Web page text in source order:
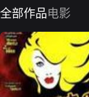
全部作品电影